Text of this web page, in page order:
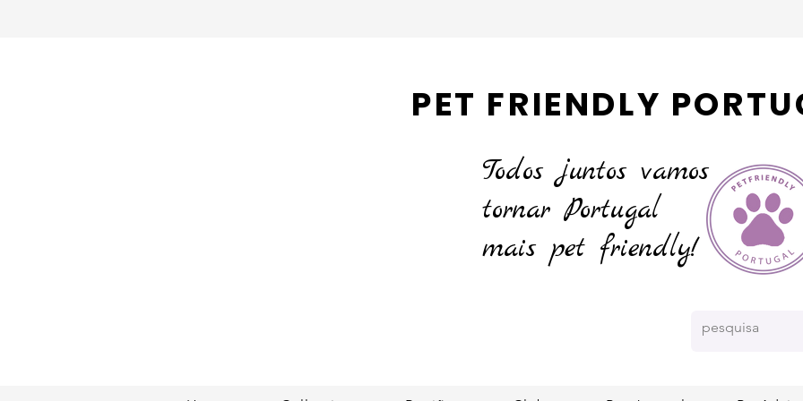
PET FRIENDLY
Todos juntos vamos
tornarPortugal
mais pet friendly!